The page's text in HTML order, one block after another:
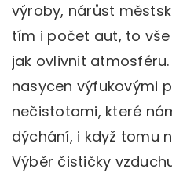
výroby, nárůst
tím i počet aut, to
jak ovlivnit
nasycen výfukovými
nečistotami, které
dýchání, i když tomu
Výběr čističky